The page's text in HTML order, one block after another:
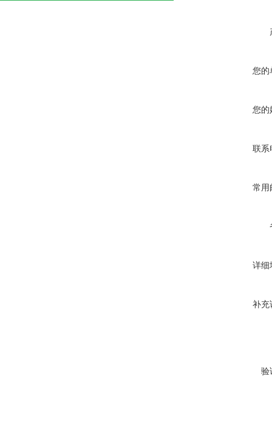
您的
您的
联系
常用
详细
补充
验